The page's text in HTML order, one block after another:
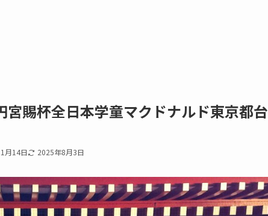
賜杯全日本学童マクドナルド東京都台
月14日 2025年8月3日